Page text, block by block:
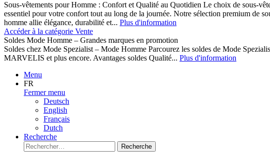
Sous-vêtements pour Homme : Confort et Qualité au Quotidien Le choix de sous-
essentiel pour votre confort tout au long de la journée. Notre sélection premium de
homme allie élégance, durabilité et... Plus d'information
Accéder à la catégorie Vente
Soldes Mode Homme – Grandes marques en promotion
Soldes chez Mode Spezialist – Mode Homme Parcourez les soldes de Mode
MARVELIS et plus encore. Avantages soldes Qualité... Plus d'information
Menu
FR
Fermer menu
Deutsch
English
Français
Dutch
Recherche
Recherche